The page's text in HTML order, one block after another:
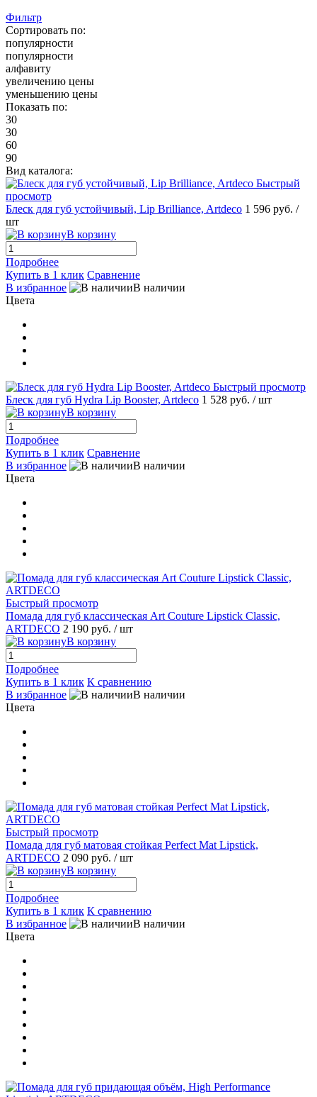
Фильтр
Сортировать по:
популярности
популярности
алфавиту
увеличению цены
уменьшению цены
Показать по:
30
30
60
90
Вид каталога:
Быстрый
просмотр
Блеск для губ устойчивый, Lip Brilliance, Artdeco 1 596 руб. /
шт
В корзину
Подробнее
Купить в 1 клик Сравнение
В избранное
В наличии
Цвета
Быстрый просмотр
Блеск для губ Hydra Lip Booster, Artdeco 1 528 руб. / шт
В корзину
Подробнее
Купить в 1 клик Сравнение
В избранное
В наличии
Цвета
Быстрый просмотр
Помада для губ классическая Art Couture Lipstick Classic,
ARTDECO 2 190 руб. / шт
В корзину
Подробнее
Купить в 1 клик К сравнению
В избранное
В наличии
Цвета
Быстрый просмотр
Помада для губ матовая стойкая Perfect Mat Lipstick,
ARTDECO 2 090 руб. / шт
В корзину
Подробнее
Купить в 1 клик К сравнению
В избранное
В наличии
Цвета